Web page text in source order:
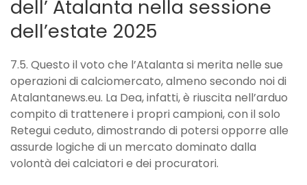
dell’ Atalanta nella sessione
dell’estate 2025
7.5. Questo il voto che l’Atalanta si merita nelle sue
operazioni di calciomercato, almeno secondo noi di
Atalantanews.eu. La Dea, infatti, è riuscita nell’arduo
compito di trattenere i propri campioni, con il solo
Retegui ceduto, dimostrando di potersi opporre alle
assurde logiche di un mercato dominato dalla
volontà dei calciatori e dei procuratori.